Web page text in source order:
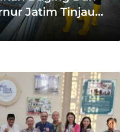
Jatim Tinjau
Perah di